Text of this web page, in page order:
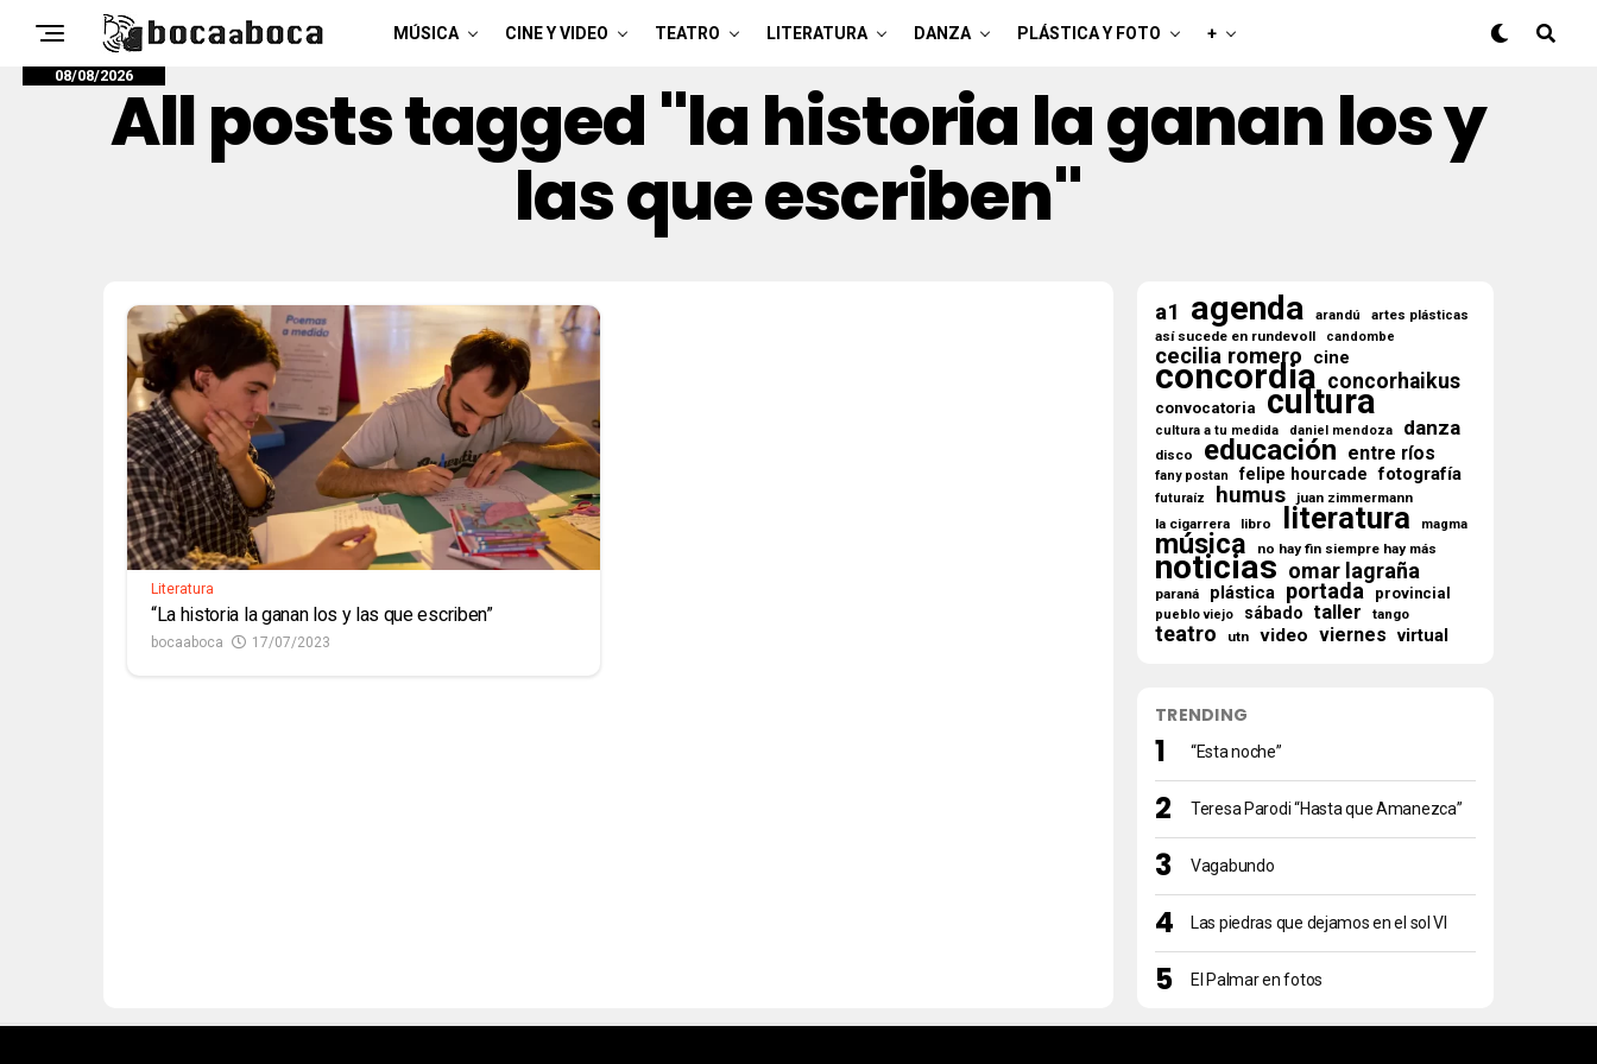
MÚSICA CINE Y VIDEO TEATRO LITERATURA DANZA PLÁSTICA Y FOTO +
08/08/2026All posts tagged "la historia la ganan los y
las que escriben"
Literatura
“La historia la ganan los y las que escriben”
bocaaboca 17/07/2023
a1 agenda arandú artes plásticas
así sucede en rundevoll candombe
cecilia romero cine
concordia concorhaikus
convocatoria cultura
cultura a tu medida daniel mendoza danza
disco educación entre ríos
fany postan felipe hourcade fotografía
futuraíz humus
juan zimmermann
la cigarrera
libro literatura magma
música no hay fin siempre hay más
noticias omar lagraña
paraná plástica portada provincial
pueblo viejo sábado taller tango
teatro utn video viernes virtual
TRENDING
“Esta noche”
Teresa Parodi “Hasta que Amanezca”
Vagabundo
Las piedras que dejamos en el sol VI
El Palmar en fotos